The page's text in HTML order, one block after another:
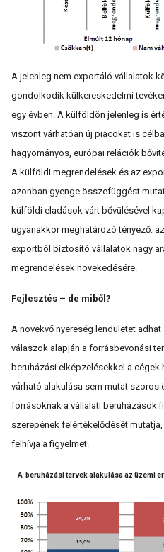
A jelenleg nem exportáló vállalatok
gondolkodik külkereskedelmi
egy évben. A külföldön jelenleg is
viszont várhatóan új piacokat is
hagyományos, európai relációk
A külföldi megrendelések és az
azonban gyenge összefüggést
külföldi eladások várt bővülésével
ugyanakkor meghatározó tényező:
exportból biztosító vállalatok nagy
megrendelések növekedésére.
Fejlesztés – de miből?
A növekvő nyereség lendületet
válaszok alapján a forrásbevonási
beruházási elképzelésekkel a
várható alakulása sem mutat szoros
forrásoknak a vállalati beruházások
szerepének felértékelődését
felhívja a figyelmet.
A beruházási tervek alakulása az üzemi